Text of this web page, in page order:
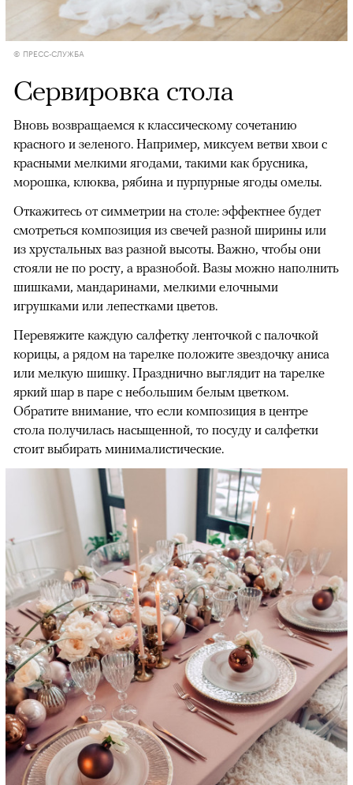
© ПРЕСС-СЛУЖБА
Сервировка стола
Вновь возвращаемся к классическому сочетанию
красного и зеленого. Например, миксуем ветви хвои с
красными мелкими ягодами, такими как брусника,
морошка, клюква, рябина и пурпурные ягоды омелы.
Откажитесь от симметрии на столе: эффектнее будет
смотреться композиция из свечей разной ширины или
из хрустальных ваз разной высоты. Важно, чтобы они
стояли не по росту, а вразнобой. Вазы можно наполнить
шишками, мандаринами, мелкими елочными
игрушками или лепестками цветов.
Перевяжите каждую салфетку ленточкой с палочкой
корицы, а рядом на тарелке положите звездочку аниса
или мелкую шишку. Празднично выглядит на тарелке
яркий шар в паре с небольшим белым цветком.
Обратите внимание, что если композиция в центре
стола получилась насыщенной, то посуду и салфетки
стоит выбирать минималистические.